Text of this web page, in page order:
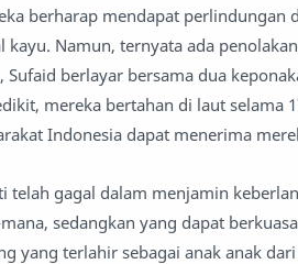
berharap mendapat perlindungan
Namun, ternyata ada penolakan
berlayar bersama dua
mereka bertahan di laut selama
Indonesia dapat menerima
telah gagal dalam menjamin
sedangkan yang dapat
yang terlahir sebagai anak anak